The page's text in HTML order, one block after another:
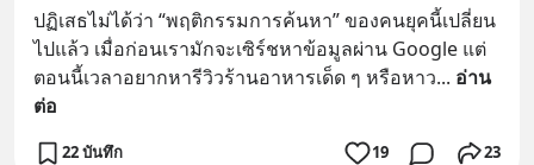
ปฏิเสธไม่ได้ว่า “พฤติกรรมการค้นหา” ของคนยุคนี้เปลี่ยน
ไปแล้ว เมื่อก่อนเรามักจะเซิร์ชหาข้อมูลผ่าน Google แต่
ตอนนี้เวลาอยากหารีวิวร้านอาหารเด็ด ๆ หรือหาว... อ่าน
ต่อ
22 บันทึก 19 23